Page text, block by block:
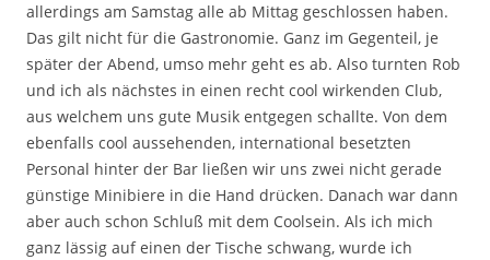
allerdings am Samstag alle ab Mittag geschlossen haben.
Das gilt nicht für die Gastronomie. Ganz im Gegenteil, je
später der Abend, umso mehr geht es ab. Also turnten Rob
und ich als nächstes in einen recht cool wirkenden Club,
aus welchem uns gute Musik entgegen schallte. Von dem
ebenfalls cool aussehenden, international besetzten
Personal hinter der Bar ließen wir uns zwei nicht gerade
günstige Minibiere in die Hand drücken. Danach war dann
aber auch schon Schluß mit dem Coolsein. Als ich mich
ganz lässig auf einen der Tische schwang, wurde ich